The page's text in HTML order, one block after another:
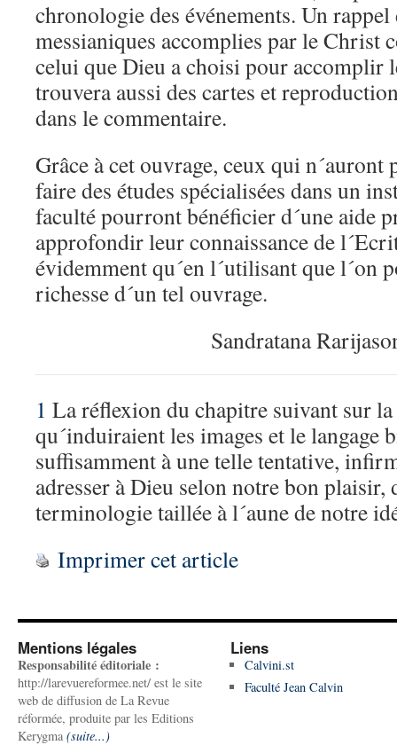
chronologie des événements. Un
messianiques accomplies par le Christ
celui que Dieu a choisi pour accomplir
trouvera aussi des cartes et
dans le commentaire.
Grâce à cet ouvrage, ceux qui n´auront
faire des études spécialisées dans un
faculté pourront bénéficier d´une aide
approfondir leur connaissance de
évidemment qu´en l´utilisant que l´on
richesse d´un tel ouvrage.
Sandratana
1 La réflexion du chapitre suivant sur
qu´induiraient les images et le langage
suffisamment à une telle tentative,
adresser à Dieu selon notre bon plaisir,
terminologie taillée à l´aune de notre
Imprimer cet article
Mentions légales
Responsabilité éditoriale :
http://larevuereformee.net/ est le site
web de diffusion de La Revue
réformée, produite par les Editions
Kerygma (suite...)
Liens
Calvini.st
Faculté Jean Calvin